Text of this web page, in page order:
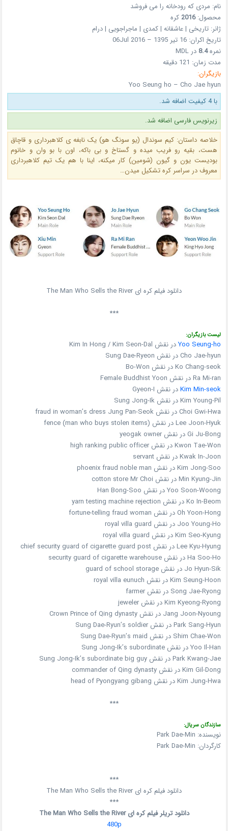
نام: مردی که رودخانه را می فروشد
محصول:2016 کره
ژانر: تاریخی | عاشقانه | کمدی | ماجراجویی | درام
تاریخ اکران: 16 تیر 1395 – 06Jul 2016
نمره8.4 در MDL
مدت زمان: 121 دقیقه
بازیگران:
Yoo Seung ho – Cho Jae hyun
با 4 کیفیت اضافه شد.
زیرنویس فارسی اضافه شد.
خلاصه داستان: کیم سوندال (یو سونگ هو) یک نابغه ی کلاهبرداری و قاچاق
هست، بقیه رو فریب میده و گستاخ و بی باکه، اون با بو وان و خانوم
بودیست یون و گیون (شومین) کار میکنه، اینا با هم یک تیم کلاهبرداری
معروف در سراسر کره تشکیل میدن…
دانلود فیلم کره ای The Man Who Sells the River
***
لیست بازیگران:
Yoo Seung-hoدر نقش Kim In Hong / Kim Seon-Dal
Cho Jae-hyun در نقش Sung Dae-Ryeon
Ko Chang-seok در نقش Bo-Won
Ra Mi-ran در نقش Female Buddhist Yoon
Kim Min-seokدر نقش Gyeon-I
Kim Young-Pil در نقش Sung Jong-Ik
Choi Gwi-Hwa در نقش fraud in woman’s dress Jung Pan-Seok
Lee Joon-Hyuk در نقش fence (man who buys stolen items)
Gi Ju-Bong در نقش yeogak owner
Kwon Tae-Won در نقش high ranking public officer
Kwak In-Joon در نقش servant
Kim Jong-Soo در نقش phoenix fraud noble man
Min Kyung-Jin در نقش cotton store Mr Choi
Yoo Soon-Woong در نقش Han Bong-Soo
Ko In-Beom در نقش yarn testing machine rejection
Oh Yoon-Hong در نقش fortune-telling fraud woman
Joo Young-Ho در نقش royal villa guard
Kim Seo-Kyung در نقش royal villa guard
Lee Kyu-Hyung در نقش chief security guard of cigarette guard post
Ha Soo-Ho در نقش security guard of cigarette warehouse
Jo Hyun-Sik در نقش guard of school storage
Kim Seung-Hoon در نقش royal villa eunuch
Song Jae-Ryong در نقش farmer
Kim Kyeong-Ryong در نقش jeweler
Jang Joon-Nyoung در نقش Crown Prince of Qing dynasty
Park Sang-Hyun در نقش Sung Dae-Ryun’s soldier
Shim Chae-Won در نقش Sung Dae-Ryun’s maid
Yoo Il-Han در نقش Sung Jong-Ik’s subordinate
Park Kwang-Jae در نقش Sung Jong-Ik’s subordinate big guy
Kim Gil-Dong در نقش commander of Qing dynasty
Kim Jung-Hwa در نقش head of Pyongyang gibang
***
سازندگان سریال:
نویسنده: Park Dae-Min
کارگردان: Park Dae-Min
***
دانلود فیلم کره ای The Man Who Sells the River
***
دانلود تریلر فیلم کره ای The Man Who Sells the River
480p